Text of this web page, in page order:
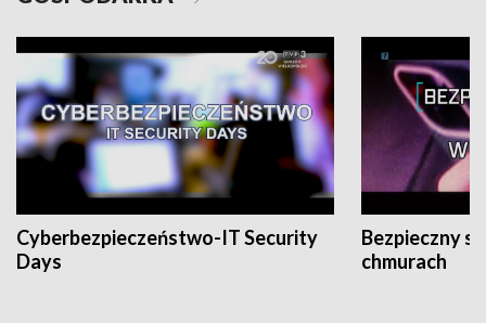
Cyberbezpieczeństwo-IT Security
Days
Bezpieczny
chmurach